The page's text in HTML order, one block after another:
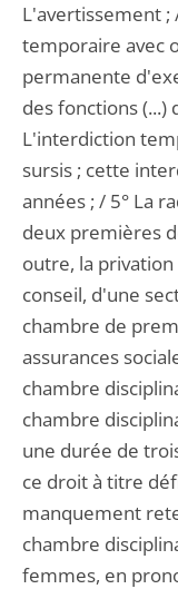
L'avertissement ;
temporaire avec
permanente
des fonctions (...)
L'interdiction
sursis ; cette
années ; / 5° La
deux premières
outre, la
conseil, d'une
chambre de
assurances
chambre
chambre
une durée de
ce droit à titre
manquement
chambre
femmes, en